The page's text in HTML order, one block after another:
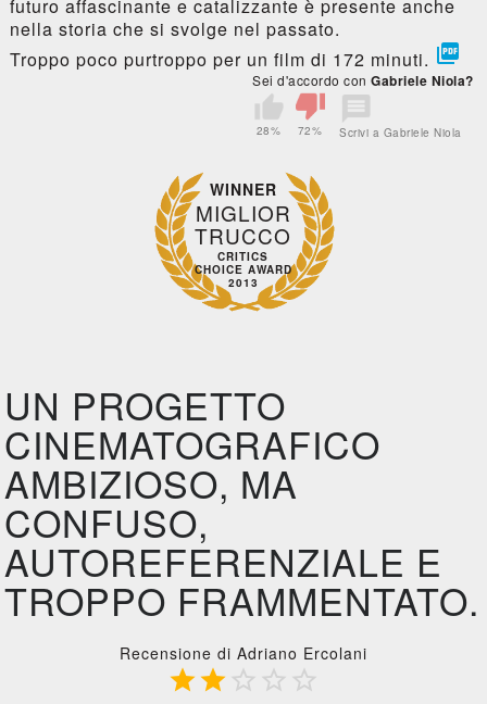
futuro affascinante e catalizzante è presente anche
nella storia che si svolge nel passato.
Troppo poco purtroppo per un film di 172 minuti. 
Sei d'accordo conGabriele Niola?
28% 72% Scrivi a Gabriele Niola
WINNER
MIGLIOR
TRUCCO
CRITICS
CHOICE AWARD
2013
UN PROGETTO
CINEMATOGRAFICO
AMBIZIOSO, MA
CONFUSO,
AUTOREFERENZIALE E
TROPPO FRAMMENTATO.
Recensione di Adriano Ercolani
   